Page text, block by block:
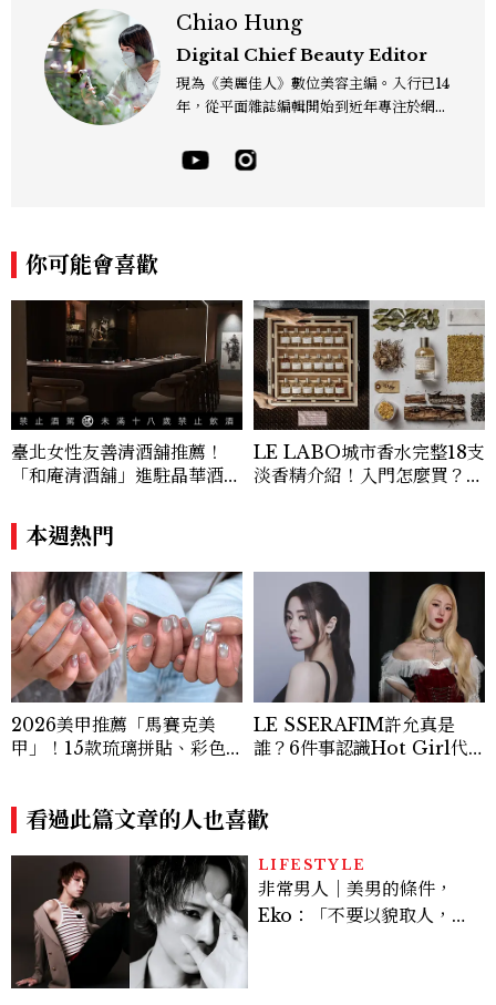
Chiao Hung
Digital Chief Beauty Editor
現為《美麗佳人》數位美容主編。入行已14
年，從平面雜誌編輯開始到近年專注於網路
耕彩妝、保養、香氛、頭髮...等與美有關的
面向。擅長以細膩敏銳的觀察力，深入報導
你可能會喜歡
臺北女性友善清酒舖推薦！
「和庵清酒舖」進駐晶華酒
180元起輕鬆微醺
LE LABO城市香水完整18支
淡香精介紹！入門怎麼買？東
本週熱門
2026美甲推薦「馬賽克美
甲」！15款琉璃拼貼、彩色
LE SSERAFIM許允真是
誰？6件事認識Hot Girl代
光
看過此篇文章的人也喜歡
LIFESTYLE
非常男人｜美男的條件，
Eko：「不要以貌取人，內